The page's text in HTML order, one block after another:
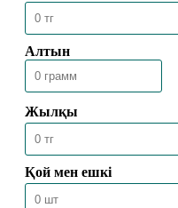
ФОЛЛОВЕР САНЫН АҚЫҒА
АРТТЫРУДЫҢ ҮКІМІ
09.01.2026